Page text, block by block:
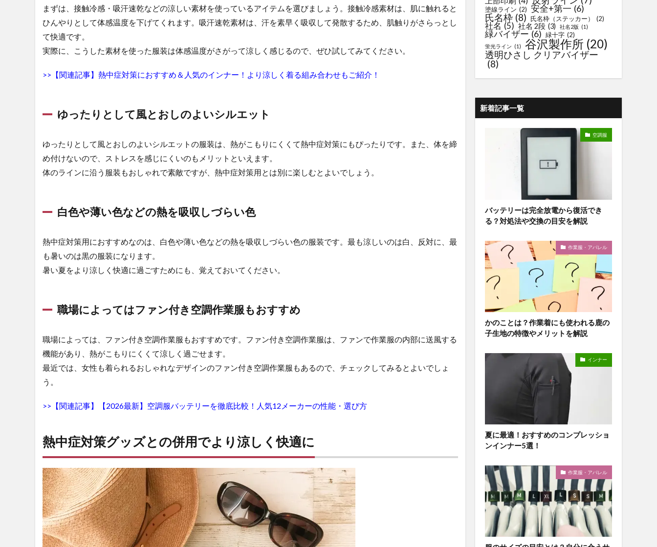
はフ
ァン
付き
空調
服も
すめ
中
策
グ
ズ
併
用
よ
涼
し
に
ま
と
め
策グ
販な
ら
【作
業着
専門
店 ま
もる
君】
まずは、接触冷感・吸汗速乾などの涼しい素材を使っているアイテムを選びましょう。接触冷感素材は、肌に触れると
ひんやりとして体感温度を下げてくれます。吸汗速乾素材は、汗を素早く吸収して発散するため、肌触りがさらっとし
て快適です。
実際に、こうした素材を使った服装は体感温度がさがって涼しく感じるので、ぜひ試してみてください。
>>【関連記事】熱中症対策におすすめ＆人気のインナー！より涼しく着る組み合わせもご紹介！
ゆったりとして風とおしのよいシルエット
ゆったりとして風とおしのよいシルエットの服装は、熱がこもりにくくて熱中症対策にもぴったりです。また、体を締
め付けないので、ストレスを感じにくいのもメリットといえます。
体のラインに沿う服装もおしゃれで素敵ですが、熱中症対策用とは別に楽しむとよいでしょう。
白色や薄い色などの熱を吸収しづらい色
熱中症対策用におすすめなのは、白色や薄い色などの熱を吸収しづらい色の服装です。最も涼しいのは白、反対に、最
も暑いのは黒の服装になります。
暑い夏をより涼しく快適に過ごすためにも、覚えておいてください。
職場によってはファン付き空調作業服もおすすめ
職場によっては、ファン付き空調作業服もおすすめです。ファン付き空調作業服は、ファンで作業服の内部に送風する
機能があり、熱がこもりにくくて涼しく過ごせます。
最近では、女性も着られるおしゃれなデザインのファン付き空調作業服もあるので、チェックしてみるとよいでしょ
う。
>>【関連記事】【2026最新】空調服バッテリーを徹底比較！人気12メーカーの性能・選び方
熱中症対策グッズとの併用でより涼しく快適に
塗線ライン (2) 安全+第一 (6)
氏名枠 (8) 氏名枠（ステッカー） (2)
社名 (5) 社名 2段 (3) 社名2版 (1)
緑バイザー (6) 緑十字 (2)
蛍光ライン (1) 谷沢製作所 (20)
透明ひさし クリアバイザー
(8)
新着記事一覧
空調服
バッテリーは完全放電から復活でき
る？対処法や交換の目安を解説
作業服・アパレル
かのことは？作業着にも使われる鹿の
子生地の特徴やメリットを解説
インナー
夏に最適！おすすめのコンプレッショ
ンインナー5選！
作業服・アパレル